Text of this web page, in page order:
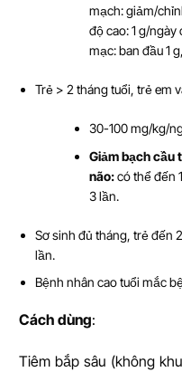
mạch: giảm/
độ cao: 1 g/
mạc: ban đầu 1
Trẻ > 2 tháng tuổi, trẻ em
30-100 mg/kg/
Giảm bạch cầu
não:có thể đến
3 lần.
Sơ sinh đủ tháng, trẻ đến
lần.
Bệnh nhân cao tuổi mắc
Cách dùng:
Tiêm bắp sâu (không